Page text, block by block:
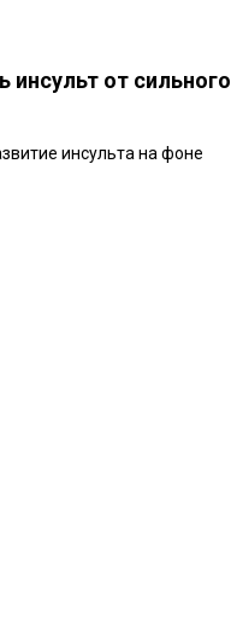
инсульт от сильного
инсульта на фоне